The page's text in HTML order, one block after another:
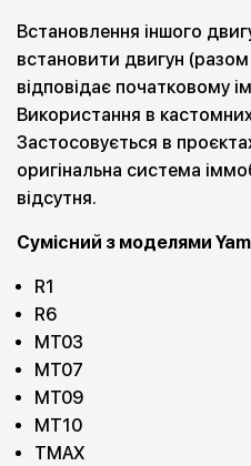
Встановлення іншого
встановити двигун
відповідає початковому
Використання в
Застосовується в
оригінальна система
відсутня.
Сумісний з моделями
R1
R6
MT03
MT07
MT09
MT10
TMAX